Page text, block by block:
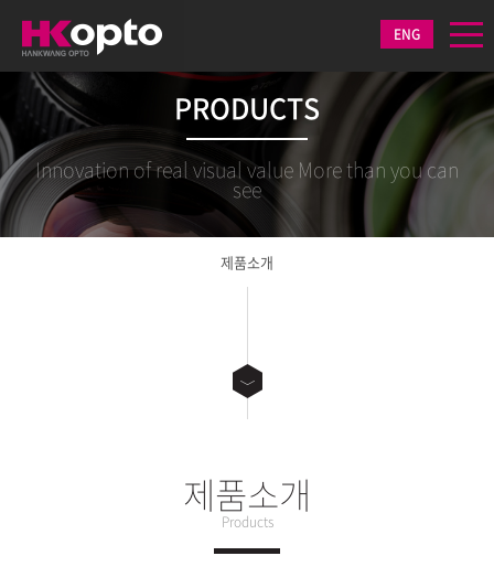
ENG
PRODUCTS
Innovation of real visual value More than you can
see
제품소개
제품소개
Products